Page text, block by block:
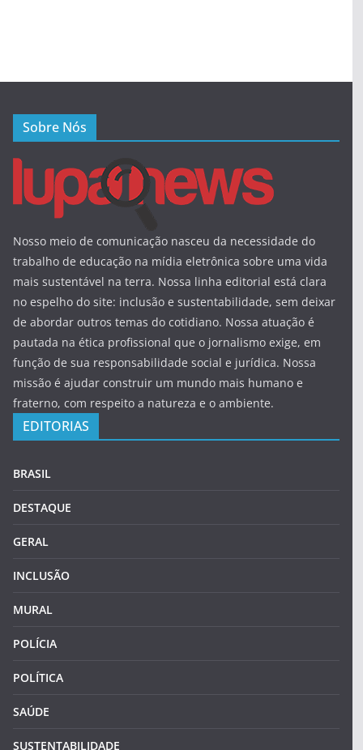
Sobre Nós
Nosso meio de comunicação nasceu da necessidade do
trabalho de educação na mídia eletrônica sobre uma vida
mais sustentável na terra. Nossa linha editorial está clara
no espelho do site: inclusão e sustentabilidade, sem deixar
de abordar outros temas do cotidiano. Nossa atuação é
pautada na ética profissional que o jornalismo exige, em
função de sua responsabilidade social e jurídica. Nossa
missão é ajudar construir um mundo mais humano e
fraterno, com respeito a natureza e o ambiente.
EDITORIAS
BRASIL
DESTAQUE
GERAL
INCLUSÃO
MURAL
POLÍCIA
POLÍTICA
SAÚDE
SUSTENTABILIDADE